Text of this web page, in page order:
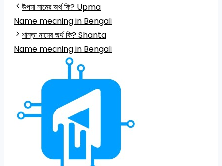
উপমা নামের অর্থ কি? Upma
Name meaning in Bengali
শান্তা নামের অর্থ কি? Shanta
Name meaning in Bengali